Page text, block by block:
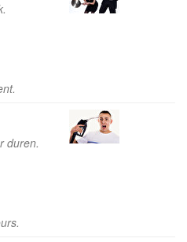
duren.